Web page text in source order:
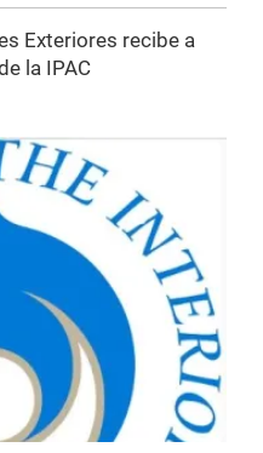
Exteriores recibe a
la IPAC